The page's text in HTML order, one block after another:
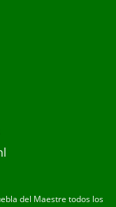
del Maestre todos los